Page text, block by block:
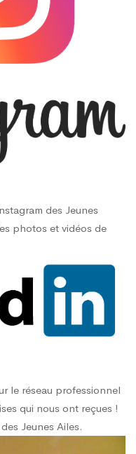
des Jeunes
photos et vidéos de
le réseau professionnel
qui nous ont reçues !
Jeunes Ailes.